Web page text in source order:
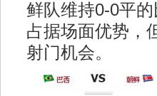
鲜队维持0-0平
占据场面优势，
射门机会。